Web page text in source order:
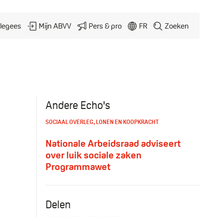
Mijn ABVV Pers & pro FR Zoeken
Andere Echo's
SOCIAAL OVERLEG,LONEN EN KOOPKRACHT
Nationale Arbeidsraad adviseert
over luik sociale zaken
Programmawet
Delen